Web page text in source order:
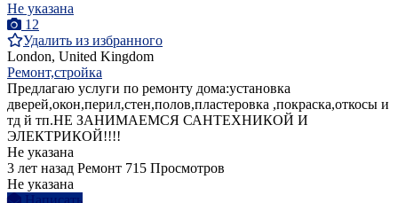
Не указана
12
Удалить из избранного
London, United Kingdom
Ремонт,стройка
Предлагаю услуги по ремонту дома:установка
дверей,окон,перил,стен,полов,пластеровка ,покраска,откосы и
тд й тп.НЕ ЗАНИМАЕМСЯ САНТЕХНИКОЙ И
ЭЛЕКТРИКОЙ!!!!
Не указана
3 лет назад Ремонт 715 Просмотров
Не указана